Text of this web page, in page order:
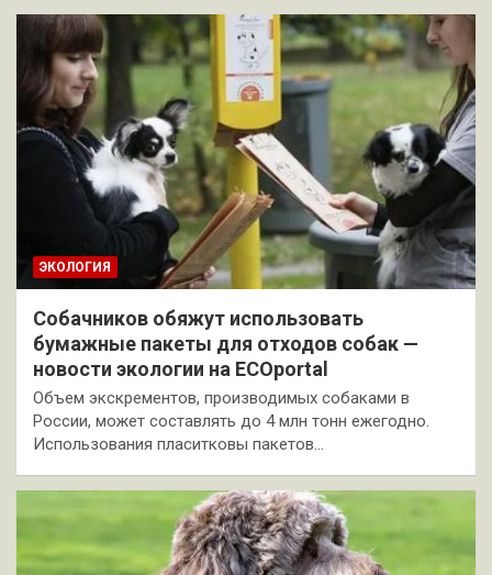
ЭКОЛОГИЯ
Собачников обяжут использовать
бумажные пакеты для отходов собак —
новости экологии на ECOportal
Объем экскрементов, производимых собаками в
России, может составлять до 4 млн тонн ежегодно.
Использования пласитковы пакетов…